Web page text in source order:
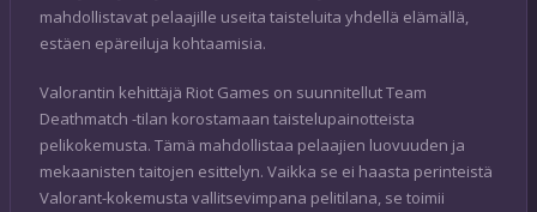
mahdollistavat pelaajille useita taisteluita yhdellä elämällä,
estäen epäreiluja kohtaamisia.
Valorantin kehittäjä Riot Games on suunnitellut Team
Deathmatch -tilan korostamaan taistelupainotteista
pelikokemusta. Tämä mahdollistaa pelaajien luovuuden ja
mekaanisten taitojen esittelyn. Vaikka se ei haasta perinteistä
Valorant-kokemusta vallitsevimpana pelitilana, se toimii